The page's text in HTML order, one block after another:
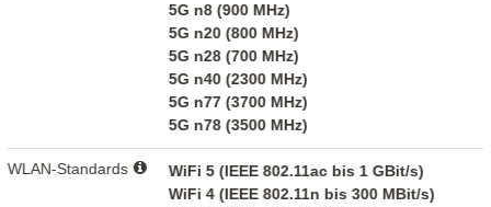
5G n8 (900 MHz)
5G n20 (800 MHz)
5G n28 (700 MHz)
5G n40 (2300 MHz)
5G n77 (3700 MHz)
5G n78 (3500 MHz)
WLAN-Standards
WiFi 5 (IEEE 802.11ac bis 1 GBit/s)
WiFi 4 (IEEE 802.11n bis 300 MBit/s)